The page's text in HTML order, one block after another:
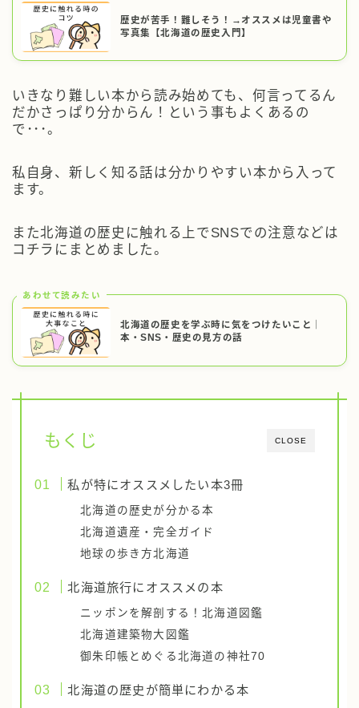
歴史が苦手！難しそう！→オススメは児童書や
写真集【北海道の歴史入門】
いきなり難しい本から読み始めても、何言ってるん
だかさっぱり分からん！という事もよくあるの
で･･･。
私自身、新しく知る話は分かりやすい本から入って
ます。
また北海道の歴史に触れる上でSNSでの注意などは
コチラにまとめました。
あわせて読みたい
北海道の歴史を学ぶ時に気をつけたいこと｜
本・SNS・歴史の見方の話
CLOSE
もくじ
私が特にオススメしたい本3冊
北海道の歴史が分かる本
北海道遺産・完全ガイド
地球の歩き方北海道
北海道旅行にオススメの本
ニッポンを解剖する！北海道図鑑
北海道建築物大図鑑
御朱印帳とめぐる北海道の神社70
北海道の歴史が簡単にわかる本